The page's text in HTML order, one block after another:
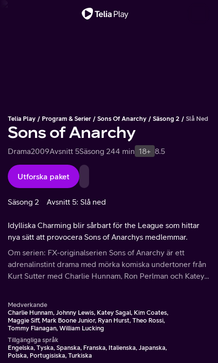
Telia Play Program & Serier Sons Of Anarchy Säsong 2 Slå Ned
Sons of Anarchy
Drama2009Avsnitt 5Säsong 244 min 18+ 8.5
Utforska paket
Säsong 2 Avsnitt 5: Slå ned
Idylliska Charming blir sårbart för the League som hittar
nya sätt att provocera Sons of Anarchys medlemmar.
Om serien: FX-originalserien Sons of Anarchy är ett
adrenalinstint drama med mörka komiska undertoner från
Kurt Sutter med Charlie Hunnam, Ron Perlman och Katey
Medverkande
Charlie Hunnam, Johnny Lewis, Katey Sagal, Kim Coates,
Maggie Siff, Mark Boone Junior, Ryan Hurst, Theo Rossi,
Tommy Flanagan, William Lucking
Tillgängliga språk
Engelska, Tyska, Spanska, Franska, Italienska, Japanska,
Polska, Portugisiska, Turkiska